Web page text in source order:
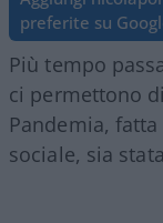
preferite su
Più tempo
ci permettono
Pandemia,
sociale, sia